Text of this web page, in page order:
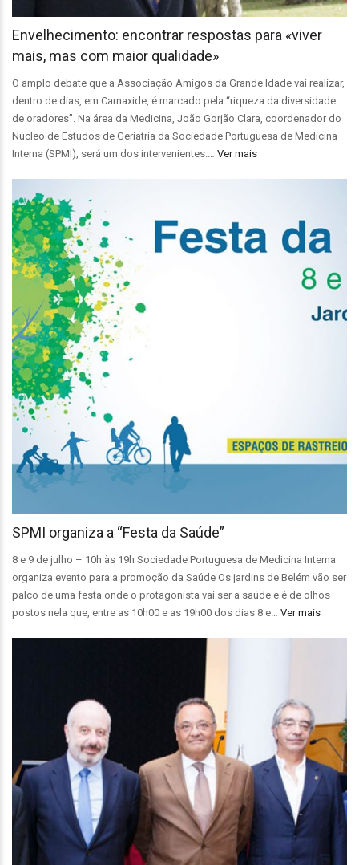
Envelhecimento: encontrar respostas para «viver
mais, mas com maior qualidade»
O amplo debate que a Associação Amigos da Grande Idade vai realizar,
dentro de dias, em Carnaxide, é marcado pela “riqueza da diversidade
de oradores”. Na área da Medicina, João Gorjão Clara, coordenador do
Núcleo de Estudos de Geriatria da Sociedade Portuguesa de Medicina
Interna (SPMI), será um dos intervenientes.… Ver mais
SPMI organiza a “Festa da Saúde”
8 e 9 de julho – 10h às 19h Sociedade Portuguesa de Medicina Interna
organiza evento para a promoção da Saúde Os jardins de Belém vão ser
palco de uma festa onde o protagonista vai ser a saúde e é de olhos
postos nela que, entre as 10h00 e as 19h00 dos dias 8 e… Ver mais